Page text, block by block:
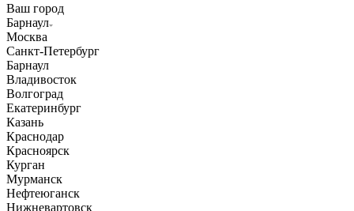
Ваш город
Барнаул
Москва
Санкт-Петербург
Барнаул
Владивосток
Волгоград
Екатеринбург
Казань
Краснодар
Красноярск
Курган
Мурманск
Нефтеюганск
Нижневартовск